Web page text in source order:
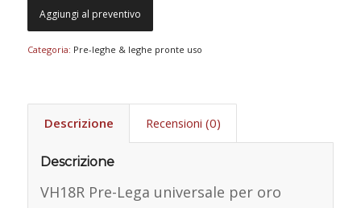
Aggiungi al preventivo
Categoria: Pre-leghe & leghe pronte uso
Descrizione Recensioni (0)
Descrizione
VH18R Pre-Lega universale per oro